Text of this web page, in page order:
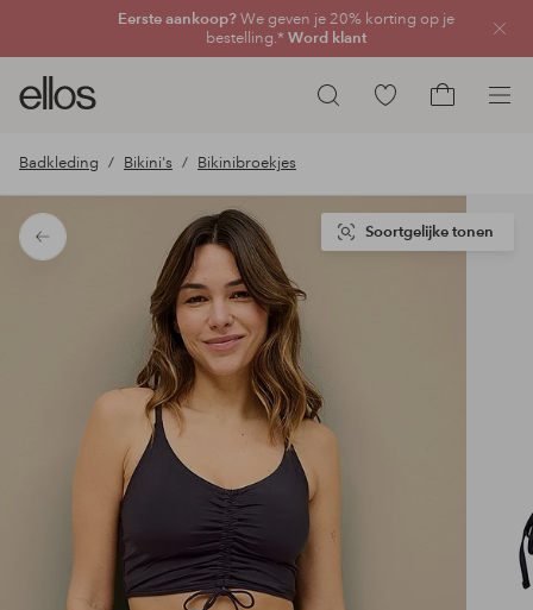
Eerste aankoop?We geven je 20% korting op je
bestelling.* Word klant
Zoeken
Ellos
logo
ga
naar
de
voorpagina
Ga
producten
Badkleding Bikini's Bikinibroekjes
Terug
Soortgelijke tonen